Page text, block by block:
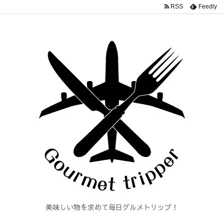
美味しい物を求めて毎日グルメトリップ！
RSS Feedly